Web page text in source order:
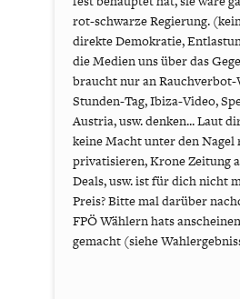
rot-schwarze Regierung.
direkte Demokratie,
die Medien uns über das
braucht nur an Rauchverbot-
Stunden-Tag, Ibiza-Video,
Austria, usw. denken... Laut
keine Macht unter den Nagel
privatisieren, Krone Zeitung
Deals, usw. ist für dich nicht
Preis? Bitte mal darüber
FPÖ Wählern hats
gemacht (siehe